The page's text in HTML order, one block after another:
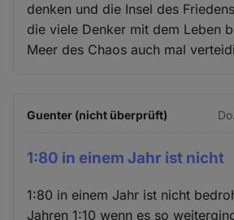
denken und die Insel des
die viele Denker mit dem Leben
Meer des Chaos auch mal
Guenter (nicht überprüft)
1:80 in einem Jahr ist nicht
1:80 in einem Jahr ist nicht
Jahren 1:10 wenn es so